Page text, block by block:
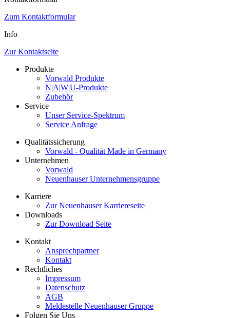
Zum Kontaktformular
Info
Zur Kontaktseite
Produkte
Vorwald Produkte
N|A|W|U-Produkte
Zubehör
Service
Unser Service-Spektrum
Service Anfrage
Qualitätssicherung
Vorwald - Qualität Made in Germany
Unternehmen
Vorwald
Neuenhauser Unternehmensgruppe
Karriere
Zur Neuenhauser Karriereseite
Downloads
Zur Download Seite
Kontakt
Ansprechpartner
Kontakt
Rechtliches
Impressum
Datenschutz
AGB
Meldestelle Neuenhauser Gruppe
Folgen Sie Uns